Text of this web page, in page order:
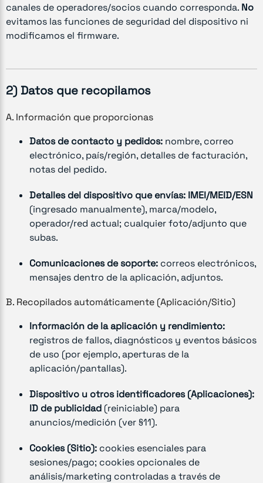
canales de operadores/socios cuando corresponda. No
evitamos las funciones de seguridad del dispositivo ni
modificamos el firmware.
2) Datos que recopilamos
A. Información que proporcionas
Datos de contacto y pedidos: nombre, correo
electrónico, país/región, detalles de facturación,
notas del pedido.
Detalles del dispositivo que envías: IMEI/MEID/ESN
(ingresado manualmente), marca/modelo,
operador/red actual; cualquier foto/adjunto que
subas.
Comunicaciones de soporte: correos electrónicos,
mensajes dentro de la aplicación, adjuntos.
B. Recopilados automáticamente (Aplicación/Sitio)
Información de la aplicación y rendimiento:
registros de fallos, diagnósticos y eventos básicos
de uso (por ejemplo, aperturas de la
aplicación/pantallas).
Dispositivo u otros identificadores (Aplicaciones):
ID de publicidad (reiniciable) para
anuncios/medición (ver §11).
Cookies (Sitio): cookies esenciales para
sesiones/pago; cookies opcionales de
análisis/marketing controladas a través de